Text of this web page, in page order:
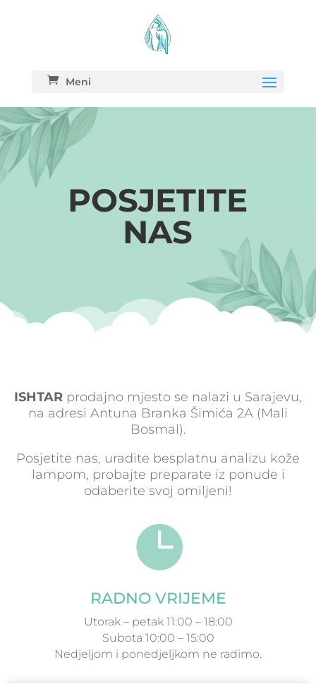
Meni
POSJETITE
NAS
ISHTAR prodajno mjesto se nalazi u Sarajevu,
na adresi Antuna Branka Šimića 2A (Mali
Bosmal).
Posjetite nas, uradite besplatnu analizu kože
lampom, probajte preparate iz ponude i
odaberite svoj omiljeni!

RADNO VRIJEME
Utorak – petak 11:00 – 18:00
Subota 10:00 – 15:00
Nedjeljom i ponedjeljkom ne radimo.